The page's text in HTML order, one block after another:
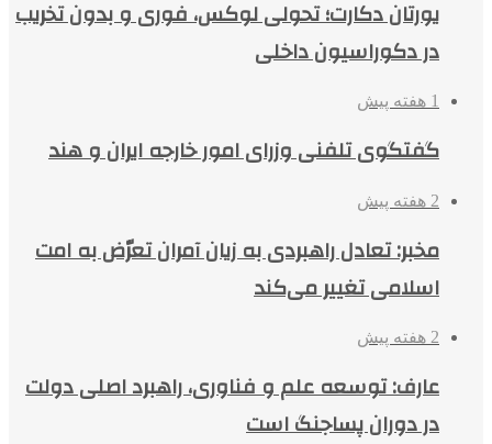
یورتان دکارت؛ تحولی لوکس، فوری و بدون تخریب
در دکوراسیون داخلی
1 هفته پیش
گفتگوی تلفنی وزرای امور خارجه ایران و هند
2 هفته پیش
مخبر: تعادل راهبردی به زیان آمران تعرّض به امت
اسلامی تغییر می‌کند
2 هفته پیش
عارف: توسعه علم و فناوری، راهبرد اصلی دولت
در دوران پساجنگ است